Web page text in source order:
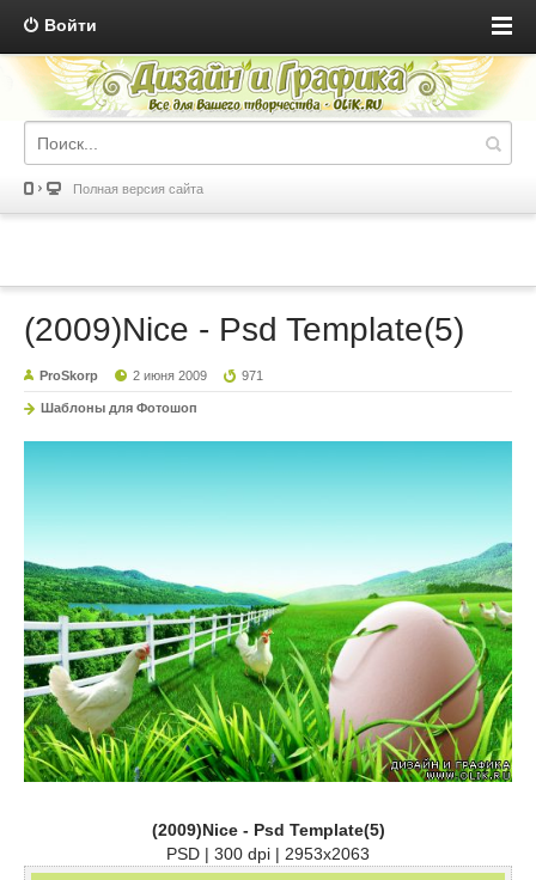
Войти
Полная версия сайта
(2009)Nice - Psd Template(5)
ProSkorp 2 июня 2009 971
Шаблоны для Фотошоп
(2009)Nice - Psd Template(5)
PSD | 300 dpi | 2953x2063